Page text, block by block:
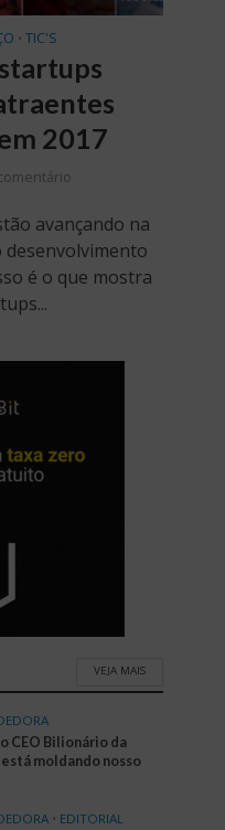
• TIC'S
2017
avançando na
desenvolvimento
é o que mostra
VEJA MAIS
CEO Bilionário da
está moldando nosso
• EDITORIAL